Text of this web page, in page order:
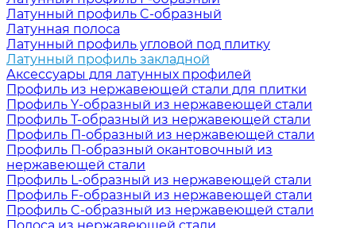
Латунный профиль C-образный
Латунная полоса
Латунный профиль угловой под плитку
Латунный профиль закладной
Аксессуары для латунных профилей
Профиль из нержавеющей стали для плитки
Профиль Y-образный из нержавеющей стали
Профиль Т-образный из нержавеющей стали
Профиль П-образный из нержавеющей стали
Профиль П-образный окантовочный из
нержавеющей стали
Профиль L-образный из нержавеющей стали
Профиль F-образный из нержавеющей стали
Профиль C-образный из нержавеющей стали